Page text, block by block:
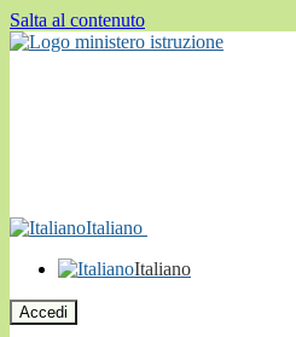
Salta al contenuto
Italiano
Italiano
Accedi